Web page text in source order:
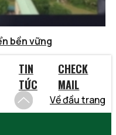
bền vững
TIN
TỨC
CHECK
MAIL
Về đầu trang